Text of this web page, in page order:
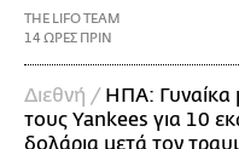
THE LIFO TEAM
14 ΩΡΕΣ ΠΡΙΝ
Διεθνή / ΗΠΑ: Γυναίκα
τους Yankees για 10
δολάρια μετά τον